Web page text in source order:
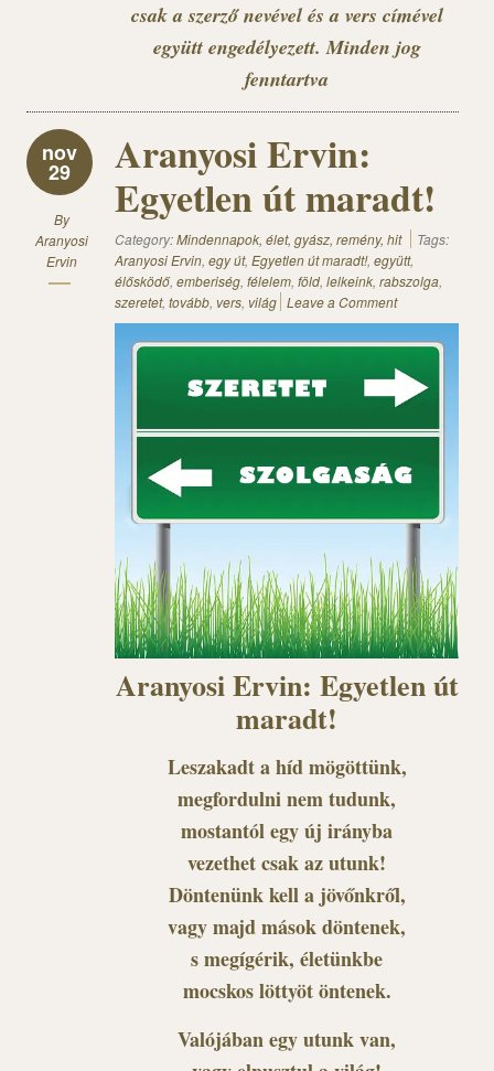
csak a szerző nevével és a vers címével
együtt engedélyezett. Minden jog
fenntartva
nov
29
By
Aranyosi
Ervin
Aranyosi Ervin:
Egyetlen út maradt!
Category:Mindennapok, élet, gyász, remény, hit
Tags:
Aranyosi Ervin, egy út, Egyetlen út maradt!, együtt,
élősködő, emberiség, félelem, föld, lelkeink, rabszolga,
szeretet, tovább, vers, világ Leave a Comment
Aranyosi Ervin: Egyetlen út
maradt!
Leszakadt a híd mögöttünk,
megfordulni nem tudunk,
mostantól egy új irányba
vezethet csak az utunk!
Döntenünk kell a jövőnkről,
vagy majd mások döntenek,
s megígérik, életünkbe
mocskos löttyöt öntenek.
Valójában egy utunk van,